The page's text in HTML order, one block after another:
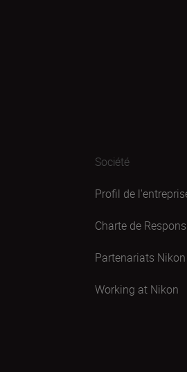
Société
Profil de
Charte de
Partenariats Nikon
Working at Nikon